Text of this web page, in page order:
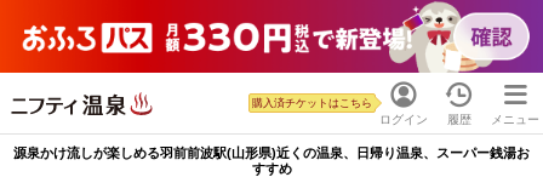
ログイン
購入済チケットはこちら
履歴 メニュー
源泉かけ流しが楽しめる羽前前波駅(山形県)近くの温泉、日帰り温泉、スーパー銭湯お
すすめ